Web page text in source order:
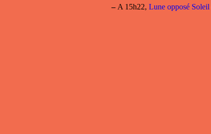
–A 15h22, Lune opposé Soleil